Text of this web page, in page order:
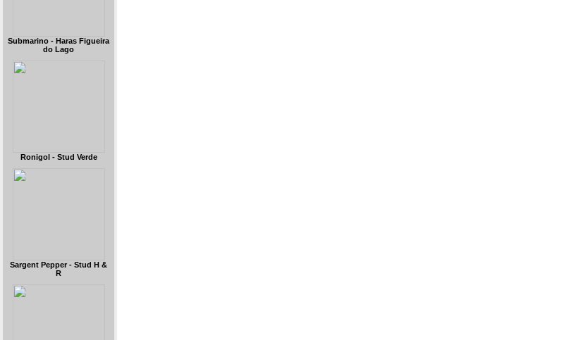
Submarino - Haras Figueira
do Lago
Ronigol - Stud Verde
Sargent Pepper - Stud H &
R